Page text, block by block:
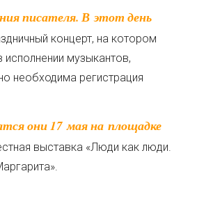
концерт, на котором
музыкантов,
необходима регистрация
выставка «Люди как люди.